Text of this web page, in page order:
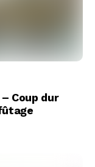
Coup dur